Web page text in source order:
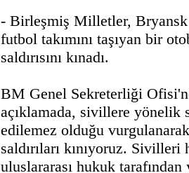
- Birleşmiş Milletler,
futbol takımını taşıyan bir
saldırısını kınadı.
BM Genel Sekreterliği
açıklamada, sivillere yönelik
edilemez olduğu
saldırıları kınıyoruz.
uluslararası hukuk tarafından